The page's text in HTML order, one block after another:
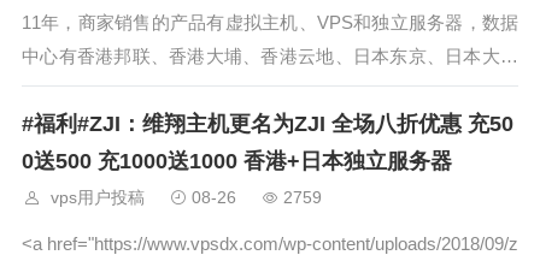
11年，商家销售的产品有虚拟主机、VPS和独立服务器，数据
中心有香港邦联、香港大埔、香港云地、日本东京、日本大阪
和美国山河城，今天收到商家的促销邮件，商家新上线美国山
河城集系列防御型VDS，此机型主要优势为高防，商家针对此
机型提供7
#福利#ZJI：维翔主机更名为ZJI 全场八折优惠 充50
0送500 充1000送1000 香港+日本独立服务器
vps用户投稿 08-26 2759
<a href="https://www.vpsdx.com/wp-content/uploads/2018/09/z